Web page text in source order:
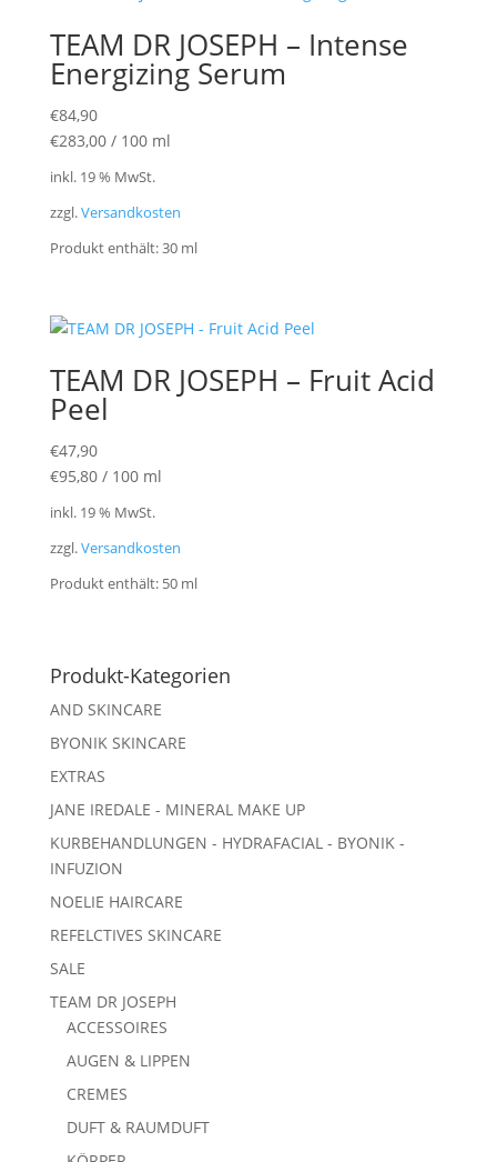
TEAM DR JOSEPH – Intense
Energizing Serum
€84,90
€283,00/ 100 ml
inkl. 19 % MwSt.
zzgl.Versandkosten
Produkt enthält: 30 ml
TEAM DR JOSEPH – Fruit Acid
Peel
€47,90
€95,80/ 100 ml
inkl. 19 % MwSt.
zzgl.Versandkosten
Produkt enthält: 50 ml
Produkt-Kategorien
AND SKINCARE
BYONIK SKINCARE
EXTRAS
JANE IREDALE - MINERAL MAKE UP
KURBEHANDLUNGEN - HYDRAFACIAL - BYONIK -
INFUZION
NOELIE HAIRCARE
REFELCTIVES SKINCARE
SALE
TEAM DR JOSEPH
ACCESSOIRES
AUGEN & LIPPEN
CREMES
DUFT & RAUMDUFT